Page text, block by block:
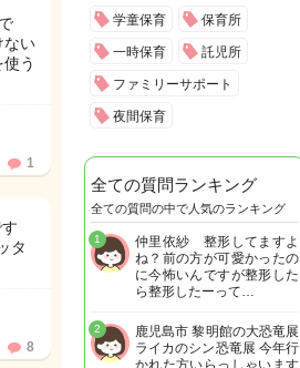
ない
う
1
タ
8
学童保育 保育所
一時保育 託児所
ファミリーサポート
夜間保育
全ての質問ランキング
全ての質問の中で人気のランキング
仲里依紗 整形してますよ
ね？前の方が可愛かったの
に今怖いんですが整形した
ら整形したーって…
1
鹿児島市 黎明館の大恐竜展
ライカのシン恐竜展 今年行
かれた方いらっしゃいます
2